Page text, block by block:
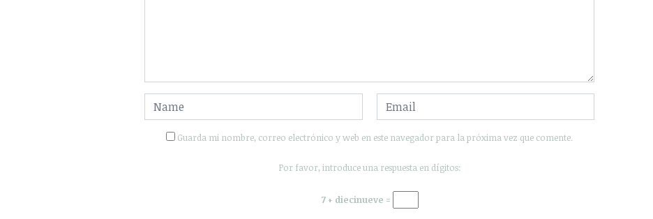
Guarda mi nombre, correo electrónico y web en este navegador para la próxima vez que comente.
Por favor, introduce una respuesta en dígitos:
7 + diecinueve =